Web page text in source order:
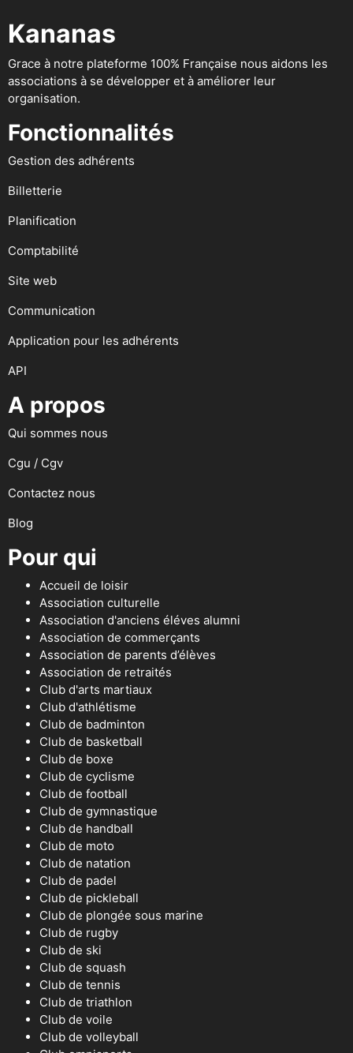
Kananas
Grace à notre plateforme 100% Française nous aidons les
associations à se développer et à améliorer leur
organisation.
Fonctionnalités
Gestion des adhérents
Billetterie
Planification
Comptabilité
Site web
Communication
Application pour les adhérents
API
A propos
Qui sommes nous
Cgu / Cgv
Contactez nous
Blog
Pour qui
Accueil de loisir
Association culturelle
Association d'anciens éléves alumni
Association de commerçants
Association de parents d’élèves
Association de retraités
Club d'arts martiaux
Club d'athlétisme
Club de badminton
Club de basketball
Club de boxe
Club de cyclisme
Club de football
Club de gymnastique
Club de handball
Club de moto
Club de natation
Club de padel
Club de pickleball
Club de plongée sous marine
Club de rugby
Club de ski
Club de squash
Club de tennis
Club de triathlon
Club de voile
Club de volleyball